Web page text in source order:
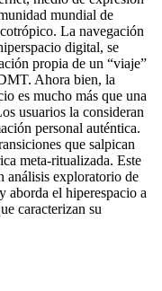
mundial de
La navegación
digital, se
propia de un “viaje”
Ahora bien, la
es mucho más que una
usuarios la consideran
personal auténtica.
que salpican
meta-ritualizada. Este
análisis exploratorio de
aborda el hiperespacio a
caracterizan su